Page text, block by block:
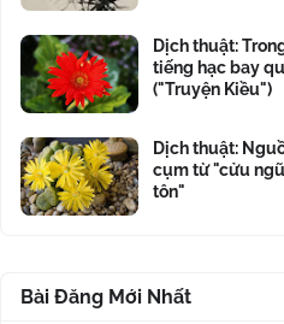
Dịch thuật:
tiếng hạc bay
("Truyện Kiều")
Dịch thuật:
cụm từ "cửu
tôn"
Bài Đăng Mới Nhất